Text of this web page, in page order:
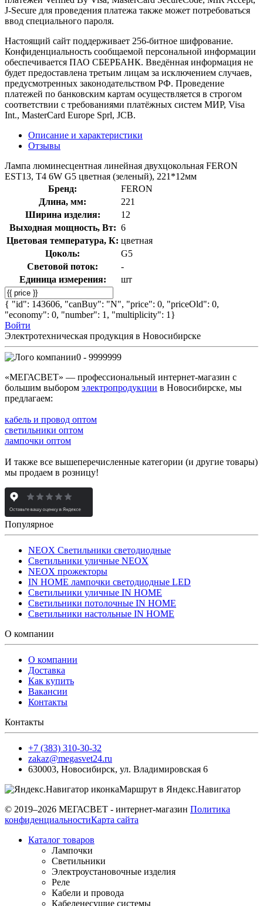
J-Secure для проведения платежа также может потребоваться
ввод специального пароля.
Настоящий сайт поддерживает 256-битное шифрование.
Конфиденциальность сообщаемой персональной информации
обеспечивается ПАО СБЕРБАНК. Введённая информация не
будет предоставлена третьим лицам за исключением случаев,
предусмотренных законодательством РФ. Проведение
платежей по банковским картам осуществляется в строгом
соответствии с требованиями платёжных систем МИР, Visa
Int., MasterCard Europe Sprl, JCB.
Описание и характеристики
Отзывы
Лампа люминесцентная линейная двухцокольная FERON
EST13, T4 6W G5 цветная (зеленый), 221*12мм
Бренд:
FERON
Длина, мм:
221
Ширина изделия:
12
Выходная мощность, Вт: 6
Цветовая температура, К: цветная
Цоколь:
G5
Световой поток:
-
Единица измерения:
шт
{ "id": 143606, "canBuy": "N", "price": 0, "priceOld": 0,
"economy": 0, "number": 1, "multiplicity": 1}
Войти
Электротехническая продукция в Новосибирске
0 - 9999999
«МЕГАСВЕТ» — профессиональный интернет-магазин с
большим выбором электропродукции в Новосибирске, мы
предлагаем:
кабель и провод оптом
светильники оптом
лампочки оптом
И также все вышеперечисленные категории (и другие товары)
мы продаем в розницу!
Популярное
NEOX Светильники светодиодные
Светильники уличные NEOX
NEOX прожекторы
IN HOME лампочки светодиодные LED
Светильники уличные IN HOME
Светильники потолочные IN HOME
Светильники настольные IN HOME
О компании
О компании
Доставка
Как купить
Вакансии
Контакты
Контакты
+7 (383) 310-30-32
zakaz@megasvet24.ru
630003, Новосибирск, ул. Владимировская 6
Маршрут в Яндекс.Навигатор
© 2019–2026 МЕГАСВЕТ - интернет-магазин Политика
конфиденциальностиКарта сайта
Каталог товаров
Лампочки
Светильники
Электроустановочные изделия
Реле
Кабели и провода
Кабеленесущие системы